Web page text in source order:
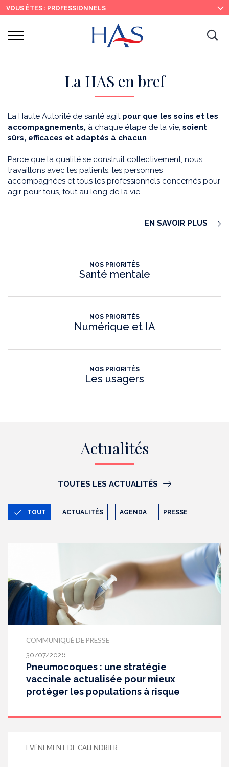
Recherche
Menu
principal
Contenu
principal
VOUS ÊTES : PROFESSIONNELS
Ouvrir
La HAS en bref
La Haute Autorité de santé agit pour que les soins et les
accompagnements, à chaque étape de la vie, soient
sûrs, efficaces et adaptés à chacun.
Parce que la qualité se construit collectivement, nous
travaillons avec les patients, les personnes
accompagnées et tous les professionnels concernés pour
agir pour tous, tout au long de la vie.
EN SAVOIR PLUS
NOS PRIORITÉS
Santé mentale
NOS PRIORITÉS
Numérique et IA
NOS PRIORITÉS
Les usagers
Actualités
TOUTES LES ACTUALITÉS
TOUT ACTUALITÉS AGENDA PRESSE
COMMUNIQUÉ DE PRESSE
30/07/2026
Pneumocoques : une stratégie
vaccinale actualisée pour mieux
protéger les populations à risque
EVÉNEMENT DE CALENDRIER